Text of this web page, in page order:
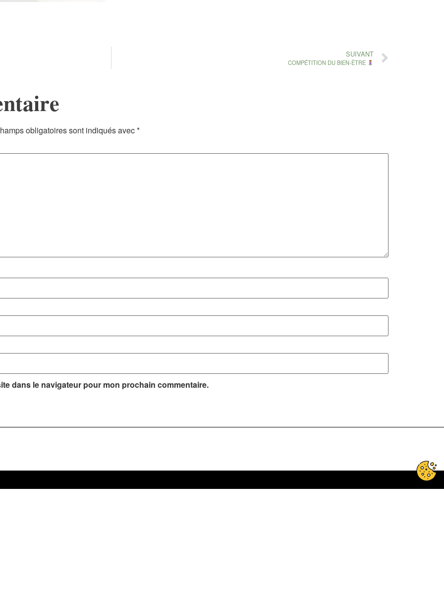
SUIVANT
COMPÉTITION DU BIEN-ÊTRE
obligatoires sont indiqués avec*
dans le navigateur pour mon prochain commentaire.